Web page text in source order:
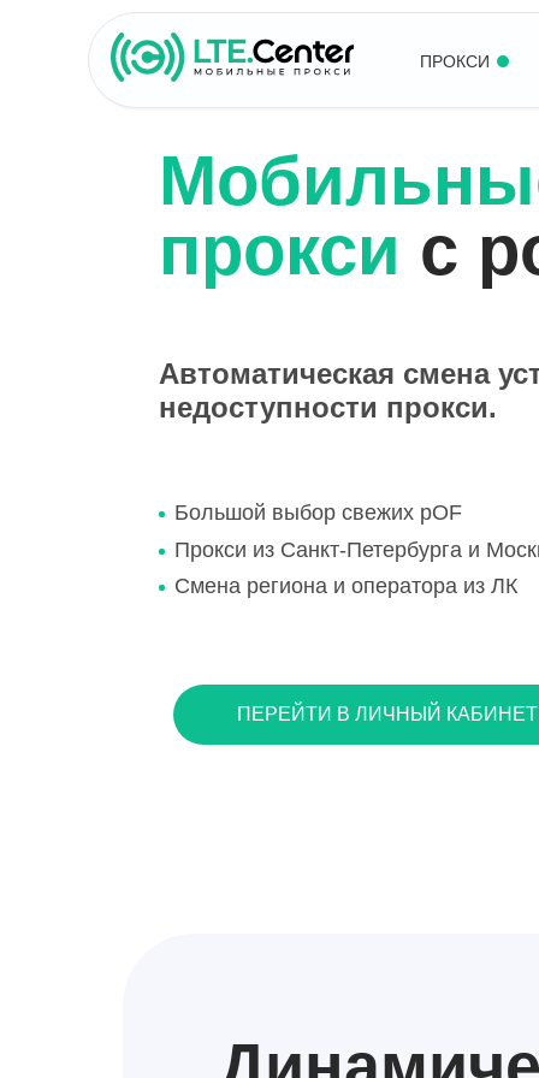
ПРОКСИ
прокси с
Автоматическая смена
недоступности прокси.
Большой выбор свежих pOF
Прокси из Санкт-Петербурга и
Смена региона и оператора из ЛК
ПЕРЕЙТИ В ЛИЧНЫЙ КАБИНЕТ